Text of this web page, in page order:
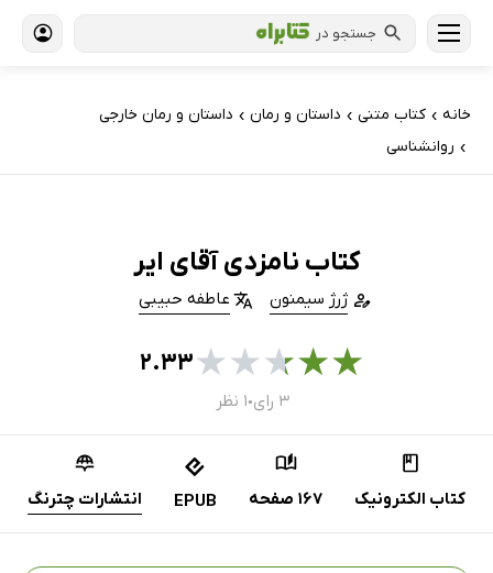
جستجو در
خانه › کتاب‌ متنی › داستان و رمان › داستان و رمان خارجی
› روانشناسی
کتاب نامزدی آقای ایر
ژرژ سیمنون عاطفه حبیبی
★
★
★
★
★۲.۳۳
۳ رای ● ۱ نظر
کتاب الکترونیک 167 صفحه EPUB انتشارات چترنگ